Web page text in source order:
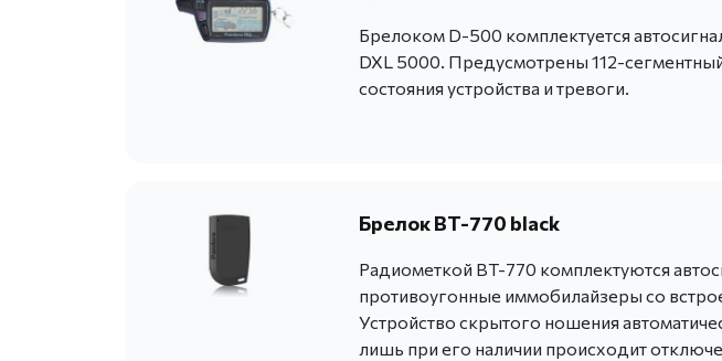
Брелоком D-500 комплектуется
DXL 5000. Предусмотрены 112-
состояния устройства и тревоги.
Брелок BT-770 black
Радиометкой BT-770 комплектуются
противоугонные иммобилайзеры со
Устройство скрытого ношения
лишь при его наличии происходит